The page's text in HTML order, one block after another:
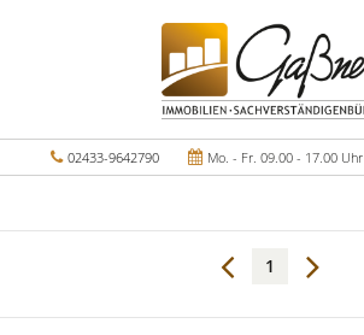
02433-9642790 Mo. - Fr. 09.00 - 17.00 Uhr
1